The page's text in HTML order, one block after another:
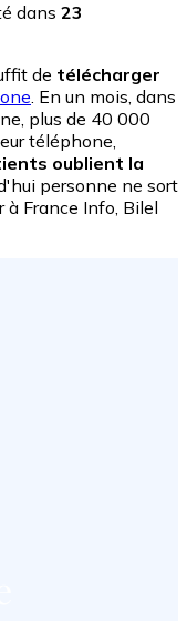
dans 23
de télécharger
. En un mois, dans
plus de 40 000
téléphone,
oublient la
personne ne sort
France Info, Bilel